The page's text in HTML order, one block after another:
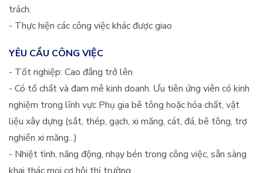
trách.
- Thực hiện các công việc khác được giao
YÊU CẦU CÔNG VIỆC
- Tốt nghiệp: Cao đẳng trở lên
- Có tố chất và đam mê kinh doanh. Ưu tiên ứng viên có kinh
nghiệm trong lĩnh vực Phụ gia bê tông hoặc hóa chất, vật
liệu xây dựng (sắt, thép, gạch, xi măng, cát, đá, bê tông, trợ
nghiền xi măng...)
- Nhiệt tình, năng động, nhạy bén trong công việc, sẵn sàng